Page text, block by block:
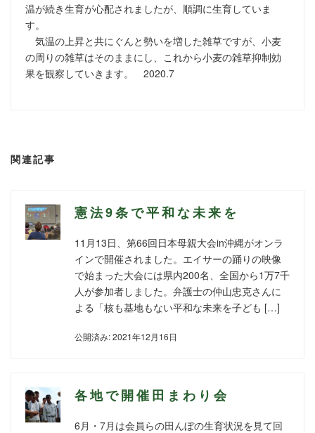
温が続き生育が心配されましたが、順調に生育していま
す。
気温の上昇と共にぐんと勢いを増した雑草ですが、小麦
の周りの雑草はそのままにし、これから小麦の雑草抑制効
果を観察していきます。 2020.7
関連記事
憲法9条で平和な未来を
11月13日、第66回日本母親大会in沖縄がオンラ
インで開催されました。エイサーの踊りの映像
で始まった大会には県内200名、全国から1万7千
人が参加者しました。弁護士の仲山忠克さんに
よる「核も基地もない平和な未来を子ども […]
公開済み: 2021年12月16日
各地で開催田まわり会
6月・7月は会員らの田んぼの生育状況を見て回